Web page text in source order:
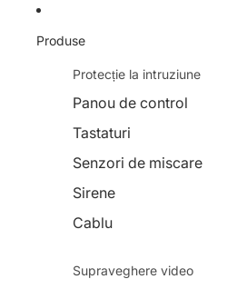
Produse
Protecție la intruziune
Panou de control
Tastaturi
Senzori de miscare
Sirene
Cablu
Supraveghere video